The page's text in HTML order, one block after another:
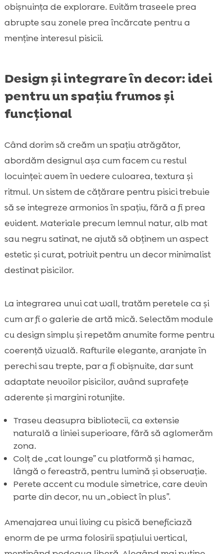
obișnuința de explorare. Evităm traseele prea
abrupte sau zonele prea încărcate pentru a
menține interesul pisicii.
Design și integrare în decor: idei
pentru un spațiu frumos și
funcțional
Când dorim să creăm un spațiu atrăgător,
abordăm designul așa cum facem cu restul
locuinței: avem în vedere culoarea, textura și
ritmul. Un sistem de cățărare pentru pisici trebuie
să se integreze armonios în spațiu, fără a fi prea
evident. Materiale precum lemnul natur, alb mat
sau negru satinat, ne ajută să obținem un aspect
estetic și curat, potrivit pentru un decor minimalist
destinat pisicilor.
La integrarea unui cat wall, tratăm peretele ca și
cum ar fi o galerie de artă mică. Selectăm module
cu design simplu și repetăm anumite forme pentru
coerență vizuală. Rafturile elegante, aranjate în
perechi sau trepte, par a fi obișnuite, dar sunt
adaptate nevoilor pisicilor, având suprafețe
aderente și margini rotunjite.
Traseu deasupra bibliotecii, ca extensie
naturală a liniei superioare, fără să aglomerăm
zona.
Colț de „cat lounge” cu platformă și hamac,
lângă o fereastră, pentru lumină și observație.
Perete accent cu module simetrice, care devin
parte din decor, nu un „obiect în plus”.
Amenajarea unui living cu pisică beneficiază
enorm de pe urma folosirii spațiului vertical,